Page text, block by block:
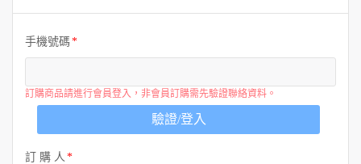
手機號碼
訂購商品請進行會員登入，非會員訂購需先驗證聯絡資料。
驗證/登入
訂 購 人